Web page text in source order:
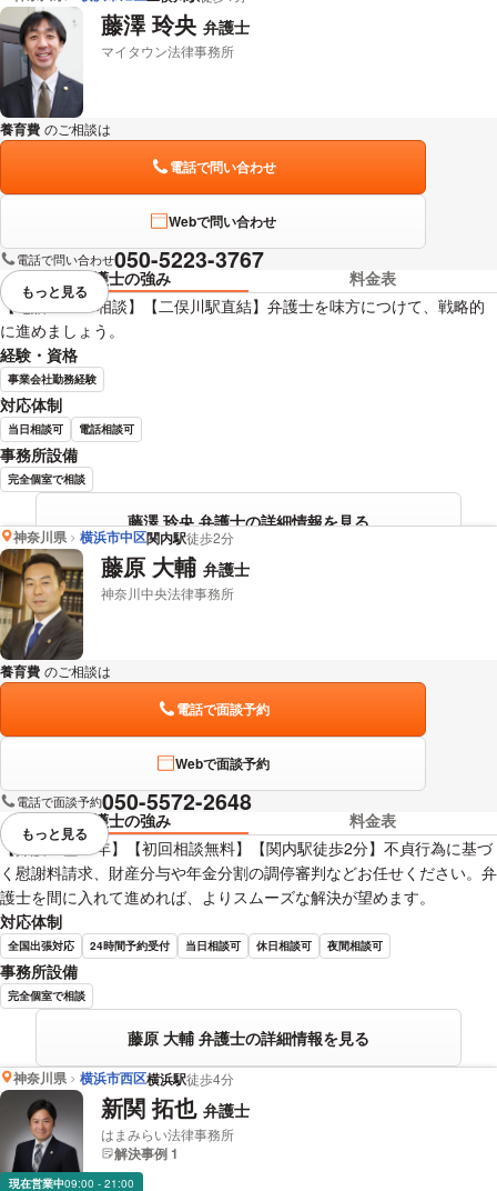
藤澤 玲央 弁護士
マイタウン法律事務所
養育費 のご相談は
電話で問い合わせ
Webで問い合わせ
電話で問い合わせ050-5223-3767
弁護士の強み
料金表
【電話・WEB相談】【二俣川駅直結】弁護士を味方につけて、戦略的
に進めましょう。
経験・資格
事業会社勤務経験
対応体制
当日相談可 電話相談可
事務所設備
完全個室で相談
藤澤 玲央 弁護士の詳細情報を見る
視覚的に省略されている要素を
もっと見る
神奈川県 横浜市中区関内駅徒歩2分
藤原 大輔 弁護士
神奈川中央法律事務所
養育費 のご相談は
電話で面談予約
Webで面談予約
電話で面談予約050-5572-2648
弁護士の強み
料金表
【弁護士歴20年】【初回相談無料】【関内駅徒歩2分】不貞行為に基づ
く慰謝料請求、財産分与や年金分割の調停審判などお任せください。弁
護士を間に入れて進めれば、よりスムーズな解決が望めます。
対応体制
全国出張対応 24時間予約受付 当日相談可 休日相談可 夜間相談可
事務所設備
完全個室で相談
藤原 大輔 弁護士の詳細情報を見る
視覚的に省略されている要素を
もっと見る
神奈川県 横浜市西区横浜駅徒歩4分
新関 拓也 弁護士
はまみらい法律事務所
解決事例 1
現在営業中09:00 - 21:00